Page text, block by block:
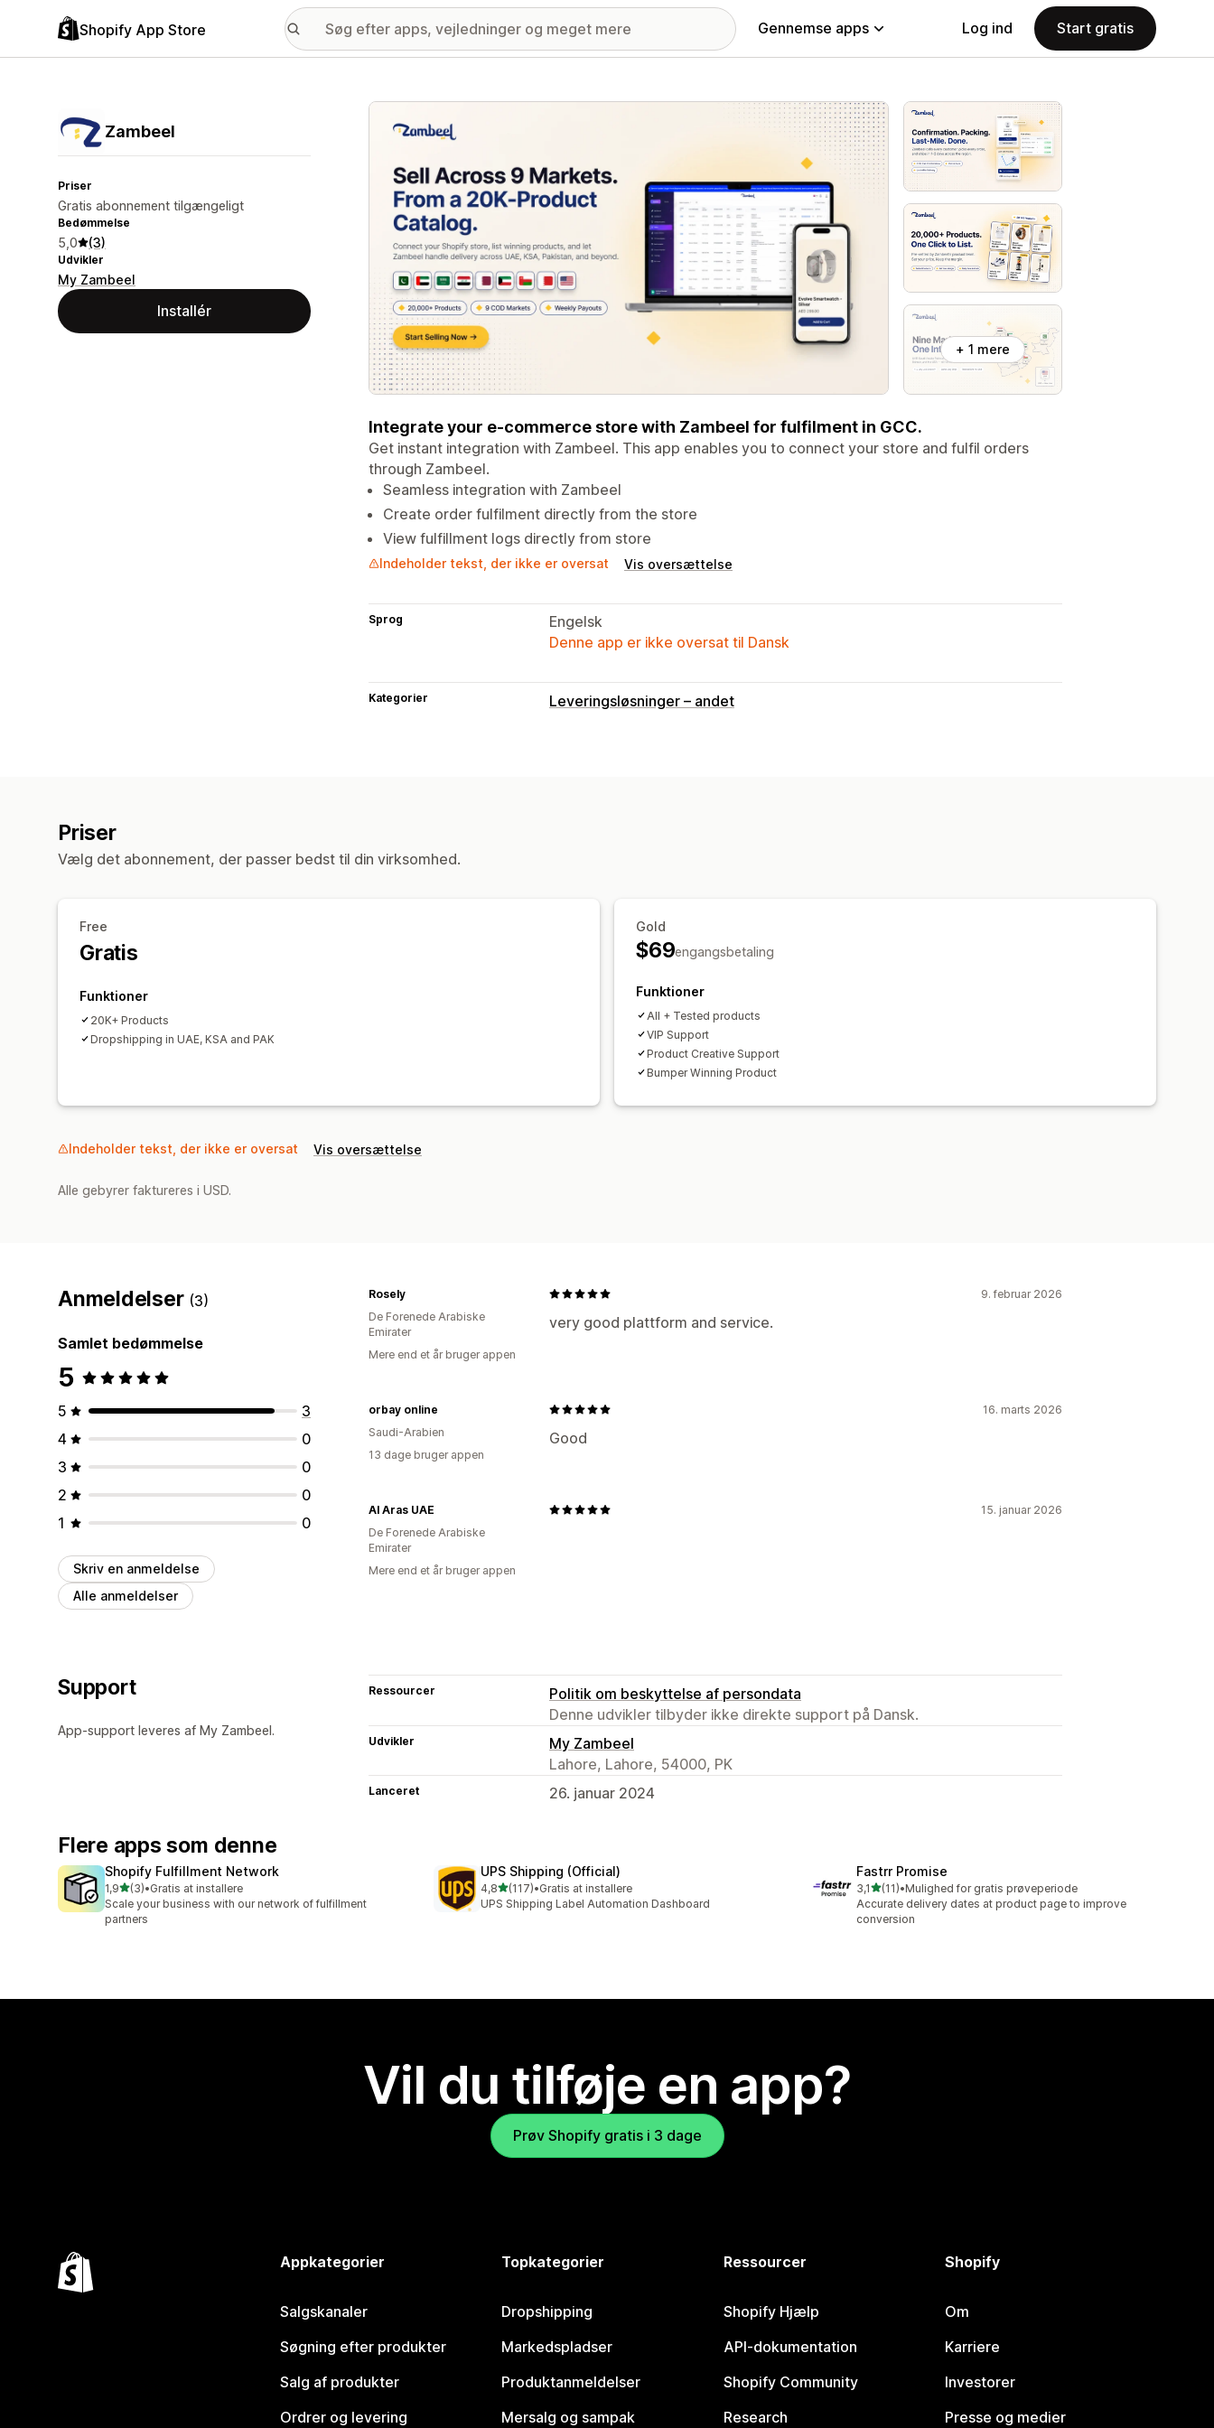
Shopify App Store Gennemse apps Log ind Start gratis
Zambeel
Priser
Gratis abonnement tilgængeligt
Bedømmelse
5,0 (3)
Udvikler
My Zambeel
Installér
Galleri med udvalgte billeder
+ 1 mere
Integrate your e-commerce store with Zambeel for fulfilment in GCC.
Get instant integration with Zambeel. This app enables you to connect your store and fulfil orders
through Zambeel.
Seamless integration with Zambeel
Create order fulfilment directly from the store
View fulfillment logs directly from store
Indeholder tekst, der ikke er oversat Vis oversættelse
Sprog
Engelsk
Denne app er ikke oversat til Dansk
Kategorier Leveringsløsninger – andet
Priser
Vælg det abonnement, der passer bedst til din virksomhed.
Free
Gratis
Funktioner
20K+ Products
Dropshipping in UAE, KSA and PAK
Gold
$69engangsbetaling
Funktioner
All + Tested products
VIP Support
Product Creative Support
Bumper Winning Product
Indeholder tekst, der ikke er oversat Vis oversættelse
Alle gebyrer faktureres i USD.
Anmeldelser (3)
Samlet bedømmelse
5
5
3
4
0
3
0
2
0
1
0
Skriv en anmeldelse
Alle anmeldelser
9. februar 2026
very good plattform and service.
Rosely
De Forenede Arabiske
Emirater
Mere end et år bruger appen
16. marts 2026
Good
orbay online
Saudi-Arabien
13 dage bruger appen
15. januar 2026
Al Aras UAE
De Forenede Arabiske
Emirater
Mere end et år bruger appen
Support
App-support leveres af My Zambeel.
Ressourcer
Politik om beskyttelse af persondata
Denne udvikler tilbyder ikke direkte support på Dansk.
Udvikler
My Zambeel
Lahore, Lahore, 54000, PK
Lanceret 26. januar 2024
Flere apps som denne
Shopify Fulfillment Network
1,9ud af 5 stjerner
(3)
3 anmeldelser i alt
•Gratis at installere
Scale your business with our network of fulfillment
partners
UPS Shipping (Official)
4,8ud af 5 stjerner
(117)
117 anmeldelser i alt
•Gratis at installere
UPS Shipping Label Automation Dashboard
Fastrr Promise
3,1ud af 5 stjerner
(11)
11 anmeldelser i alt
•Mulighed for gratis prøveperiode
Accurate delivery dates at product page to improve
conversion
Vil du tilføje en app?
Prøv Shopify gratis i 3 dage
Appkategorier
Salgskanaler
Søgning efter produkter
Salg af produkter
Ordrer og levering
Topkategorier
Dropshipping
Markedspladser
Produktanmeldelser
Mersalg og sampak
Ressourcer
Shopify Hjælp
API-dokumentation
Shopify Community
Research
Shopify
Om
Karriere
Investorer
Presse og medier